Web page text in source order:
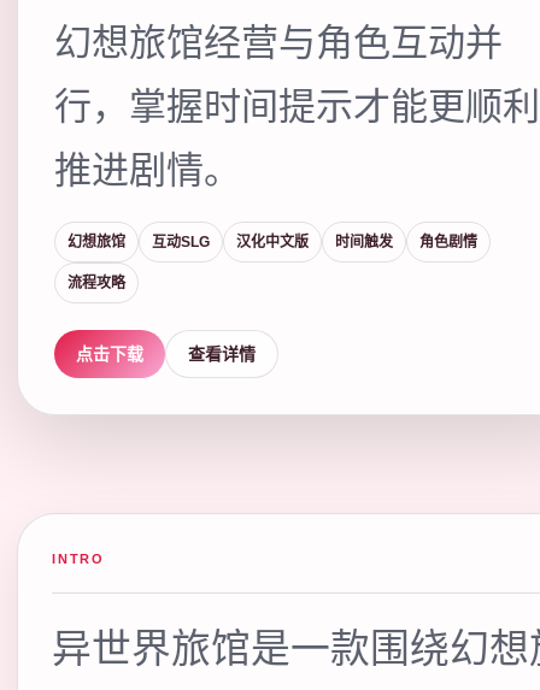
幻想旅馆经营与角色互动并
行，掌握时间提示才能更顺利
推进剧情。
幻想旅馆 互动SLG 汉化中文版 时间触发 角色剧情
流程攻略
点击下载 查看详情
INTRO
异世界旅馆是一款围绕幻